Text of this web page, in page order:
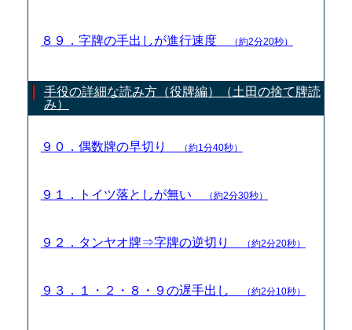
８９．字牌の手出しが進行速度 （約2分20秒）
手役の詳細な読み方（役牌編）（土田の捨て牌読
み）
９０．偶数牌の早切り （約1分40秒）
９１．トイツ落としが無い （約2分30秒）
９２．タンヤオ牌⇒字牌の逆切り （約2分20秒）
９３．１・２・８・９の遅手出し （約2分10秒）